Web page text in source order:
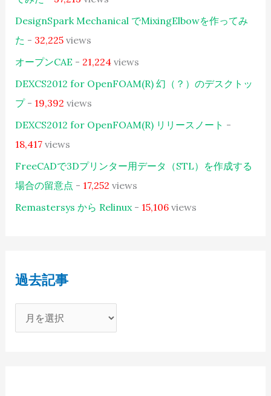
DesignSpark Mechanical でMixingElbowを作ってみ
た - 32,225views
オープンCAE - 21,224views
DEXCS2012 for OpenFOAM(R) 幻（？）のデスクトッ
プ- 19,392 views
DEXCS2012 for OpenFOAM(R) リリースノート -
18,417views
FreeCADで3Dプリンター用データ（STL）を作成する
場合の留意点 - 17,252 views
Remastersys から Relinux- 15,106views
過去記事